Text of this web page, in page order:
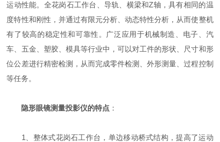
运动性能。全花岗石工作台、导轨、横梁和Z轴，具有相同的温
度特性和刚性，并通过有限元分析、动态特性分析，从而使整机
有了较高的稳定性和可靠性。广泛应用于机械制造、电子、汽
车、五金、塑胶、模具等行业中，可以对工件的形状、尺寸和形
位公差进行精密检测，从而完成零件检测、外形测量、过程控制
等任务。
隐形眼镜测量投影仪的特点 ：
1、整体式花岗石工作台，单边移动桥式结构，提高了运动